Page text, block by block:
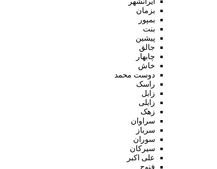
بزمان
بمپور
بنت
پیشین
جالق
چابهار
خاش
دوست محمد
راسک
زابل
زابلی
زهک
سراوان
سرباز
سوران
سیرکان
علی اکبر
فنوج